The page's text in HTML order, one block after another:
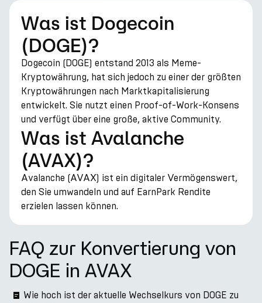
Was ist Dogecoin
(DOGE)?
Dogecoin (DOGE) entstand 2013 als Meme-
Kryptowährung, hat sich jedoch zu einer der größten
Kryptowährungen nach Marktkapitalisierung
entwickelt. Sie nutzt einen Proof-of-Work-Konsens
und verfügt über eine große, aktive Community.
Was ist Avalanche
(AVAX)?
Avalanche (AVAX) ist ein digitaler Vermögenswert,
den Sie umwandeln und auf EarnPark Rendite
erzielen lassen können.
FAQ zur Konvertierung von
DOGE in AVAX
Wie hoch ist der aktuelle Wechselkurs von DOGE zu